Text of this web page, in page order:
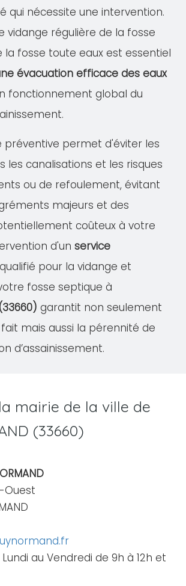
qui nécessite une intervention.
vidange régulière de la fosse
la fosse toute eaux est essentiel
évacuation efficace des eaux
fonctionnement global du
permet d'éviter les
les canalisations et les risques
ou de refoulement, évitant
majeurs et des
coûteux à votre
d'un service
qualifié pour la vidange et
fosse septique à
garantit non seulement
mais aussi la pérennité de
d’assainissement.
mairie de la ville de
(33660)
Ouest
au Vendredi de 9h à 12h et